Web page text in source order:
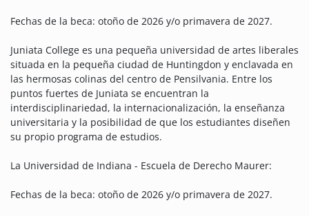
Fechas de la beca: otoño de 2026 y/o primavera de 2027.
Juniata College es una pequeña universidad de artes liberales
situada en la pequeña ciudad de Huntingdon y enclavada en
las hermosas colinas del centro de Pensilvania. Entre los
puntos fuertes de Juniata se encuentran la
interdisciplinariedad, la internacionalización, la enseñanza
universitaria y la posibilidad de que los estudiantes diseñen
su propio programa de estudios.
La Universidad de Indiana - Escuela de Derecho Maurer:
Fechas de la beca: otoño de 2026 y/o primavera de 2027.